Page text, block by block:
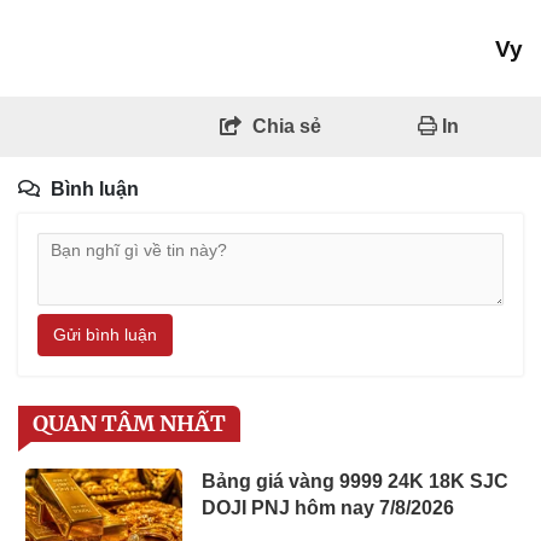
Vy
Chia sẻ In
Bình luận
Gửi bình luận
QUAN TÂM NHẤT
Bảng giá vàng 9999 24K 18K SJC
DOJI PNJ hôm nay 7/8/2026